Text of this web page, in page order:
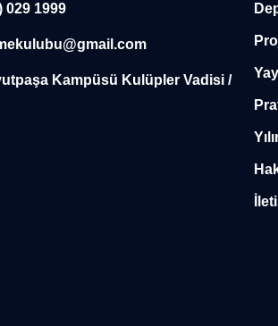
029 1999
Kampüsü Kulüpler Vadisi /